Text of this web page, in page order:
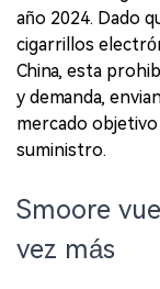
año 2024. Dado
cigarrillos
China, esta
y demanda,
mercado
suministro.
Smoore
vez más